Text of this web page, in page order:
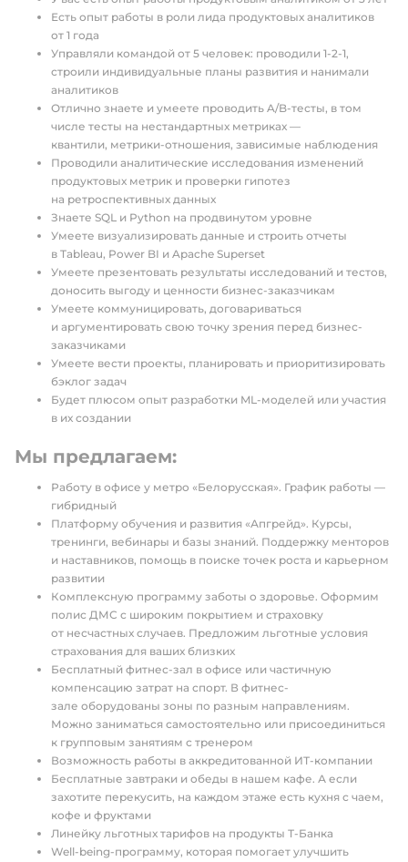
Есть опыт работы в роли лида продуктовых аналитиков
от 1 года
Управляли командой от 5 человек: проводили 1-2-1,
строили индивидуальные планы развития и нанимали
аналитиков
Отлично знаете и умеете проводить A/B-тесты, в том
числе тесты на нестандартных метриках —
квантили, метрики-отношения, зависимые наблюдения
Проводили аналитические исследования изменений
продуктовых метрик и проверки гипотез
на ретроспективных данных
Знаете SQL и Python на продвинутом уровне
Умеете визуализировать данные и строить отчеты
в Tableau, Power BI и Apache Superset
Умеете презентовать результаты исследований и тестов,
доносить выгоду и ценности бизнес-заказчикам
Умеете коммуницировать, договариваться
и аргументировать свою точку зрения перед бизнес-
заказчиками
Умеете вести проекты, планировать и приоритизировать
бэклог задач
Будет плюсом опыт разработки ML-моделей или участия
в их создании
Мы предлагаем:
Работу в офисе у метро «Белорусская». График работы —
гибридный
Платформу обучения и развития «Апгрейд». Курсы,
тренинги, вебинары и базы знаний. Поддержку менторов
и наставников, помощь в поиске точек роста и карьерном
развитии
Комплексную программу заботы о здоровье. Оформим
полис ДМС с широким покрытием и страховку
от несчастных случаев. Предложим льготные условия
страхования для ваших близких
Бесплатный фитнес-зал в офисе или частичную
компенсацию затрат на спорт. В фитнес-
зале оборудованы зоны по разным направлениям.
Можно заниматься самостоятельно или присоединиться
к групповым занятиям с тренером
Возможность работы в аккредитованной ИТ-компании
Бесплатные завтраки и обеды в нашем кафе. А если
захотите перекусить, на каждом этаже есть кухня с чаем,
кофе и фруктами
Линейку льготных тарифов на продукты Т-Банка
Well-being-программу, которая помогает улучшить